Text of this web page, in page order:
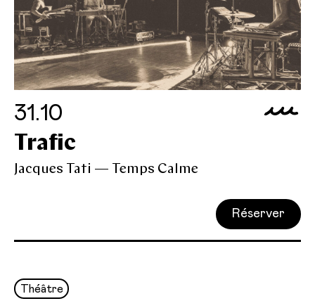
31.10
Trafic
Jacques Tati — Temps Calme
Réserver
Théâtre